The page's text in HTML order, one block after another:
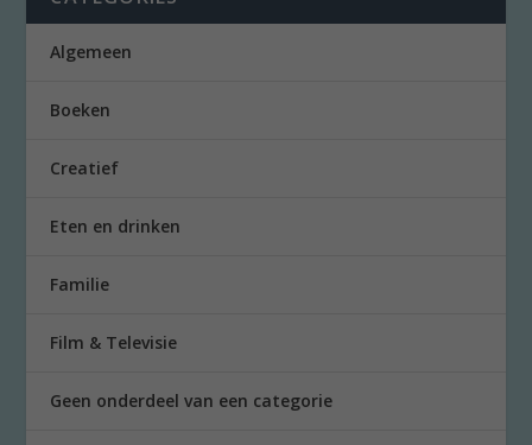
Algemeen
Boeken
Creatief
Eten en drinken
Familie
Film & Televisie
Geen onderdeel van een categorie